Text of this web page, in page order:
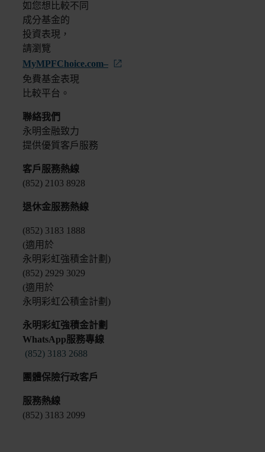
如您想比較不同
成分基金的
投資表現，
請瀏覽
MyMPFChoice.com–
免費基金表現
比較平台。
聯絡我們
永明金融致力
提供優質客戶服務
客戶服務熱線
(852) 2103 8928
退休金服務熱線
(852) 3183 1888
(適用於
永明彩虹強積金計劃)
(852) 2929 3029
(適用於
永明彩虹公積金計劃)
永明彩虹強積金計劃
WhatsApp服務專線
(852) 3183 2688
團體保險行政客戶
服務熱線
(852) 3183 2099